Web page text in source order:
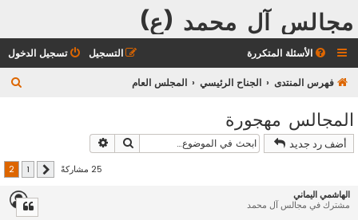
مجالس آل محمد (ع)
الأسئلة المتكررة تسجيل الدخول التسجيل
فهرس المنتدى الجناح الرئيسي المجلس العام
المجالس مهجورة
أضف رد جديد بحث
25 مشاركةً السابق 1
2
الهاشمي اليماني
مشترك في مجالس آل محمد